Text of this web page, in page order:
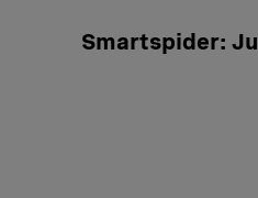
Smartspider: